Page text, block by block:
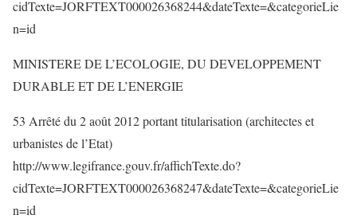
cidTexte=JORFTEXT000026368244&dateTexte=&categorieLie
n=id
MINISTERE DE L’ECOLOGIE, DU DEVELOPPEMENT
DURABLE ET DE L’ENERGIE
53 Arrêté du 2 août 2012 portant titularisation (architectes et
urbanistes de l’Etat)
http://www.legifrance.gouv.fr/affichTexte.do?
cidTexte=JORFTEXT000026368247&dateTexte=&categorieLie
n=id